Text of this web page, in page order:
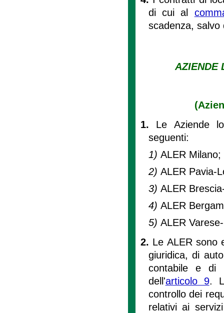
di cui al
scadenza, salvo
AZIENDE
1. Le Aziende
seguenti:
1) ALER Milano;
2) ALER Pavia-
3) ALER
4) ALER
5) ALER
2. Le ALER sono
giuridica, di
contabile e di
dell'articolo 9.
controllo dei
relativi ai